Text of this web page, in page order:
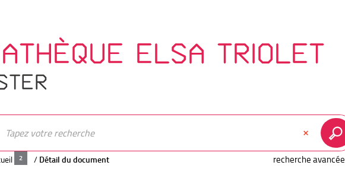
ELSA TRIOLET
recherche avancée
/ Détail du document